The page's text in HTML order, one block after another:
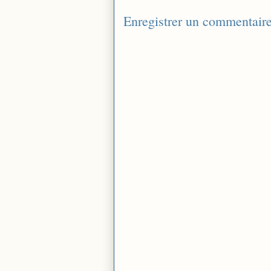
Enregistrer un